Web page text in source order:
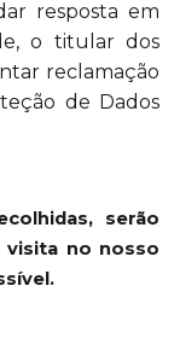
resposta em
o titular dos
reclamação
de Dados
serão
visita no nosso